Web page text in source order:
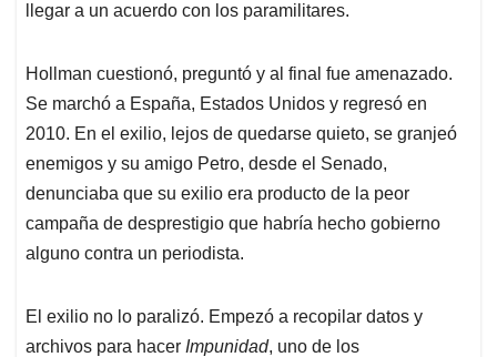
llegar a un acuerdo con los paramilitares.
Hollman cuestionó, preguntó y al final fue amenazado.
Se marchó a España, Estados Unidos y regresó en
2010. En el exilio, lejos de quedarse quieto, se granjeó
enemigos y su amigo Petro, desde el Senado,
denunciaba que su exilio era producto de la peor
campaña de desprestigio que habría hecho gobierno
alguno contra un periodista.
El exilio no lo paralizó. Empezó a recopilar datos y
archivos para hacer Impunidad, uno de los